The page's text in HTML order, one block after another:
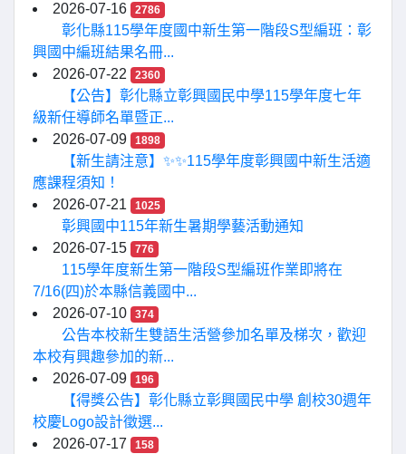
2026-07-16 2786
彰化縣115學年度國中新生第一階段S型編班：彰
興國中編班結果名冊...
2026-07-22
2360
【公告】彰化縣立彰興國民中學115學年度七年
級新任導師名單暨正...
2026-07-09
1898
【新生請注意】✨✨115學年度彰興國中新生活適
應課程須知！
2026-07-21
1025
彰興國中115年新生暑期學藝活動通知
2026-07-15
776
115學年度新生第一階段S型編班作業即將在
7/16(四)於本縣信義國中...
2026-07-10
374
公告本校新生雙語生活營參加名單及梯次，歡迎
本校有興趣參加的新...
2026-07-09
196
【得獎公告】彰化縣立彰興國民中學 創校30週年
校慶Logo設計徵選...
2026-07-17
158